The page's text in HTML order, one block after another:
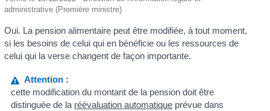
administrative (Première ministre)
Oui. La pension alimentaire peut être modifiée, à tout moment,
si les besoins de celui qui en bénéficie ou les ressources de
celui qui la verse changent de façon importante.
Attention :
cette modification du montant de la pension doit être
distinguée de la réévaluation automatique prévue dans